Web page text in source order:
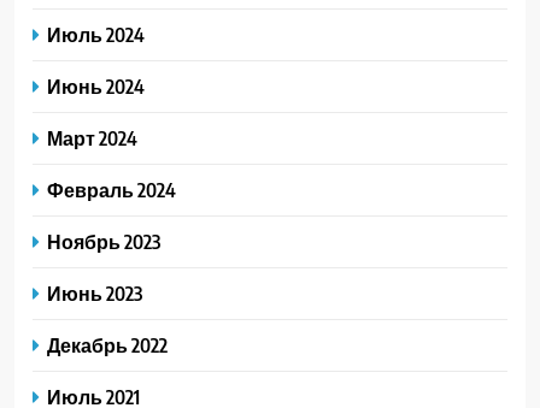
Июль 2024
Июнь 2024
Март 2024
Февраль 2024
Ноябрь 2023
Июнь 2023
Декабрь 2022
Июль 2021